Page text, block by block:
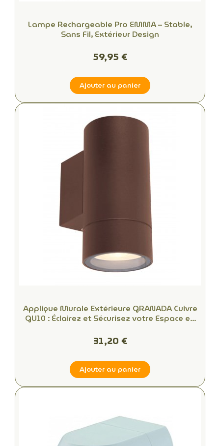
Lampe Rechargeable Pro EMMA – Stable,
Sans Fil, Extérieur Design
59,95 €
Ajouter au panier
Applique Murale Extérieure GRANADA Cuivre
GU10 : Éclairez et Sécurisez votre Espace en
31,20 €
Ajouter au panier